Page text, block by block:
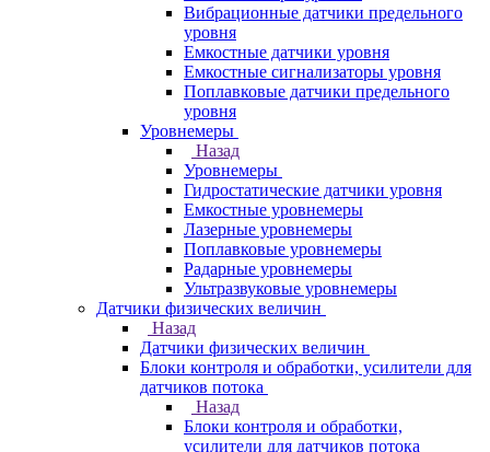
Вибрационные датчики предельного
уровня
Емкостные датчики уровня
Емкостные сигнализаторы уровня
Поплавковые датчики предельного
уровня
Уровнемеры
Назад
Уровнемеры
Гидростатические датчики уровня
Емкостные уровнемеры
Лазерные уровнемеры
Поплавковые уровнемеры
Радарные уровнемеры
Ультразвуковые уровнемеры
Датчики физических величин
Назад
Датчики физических величин
Блоки контроля и обработки, усилители для
датчиков потока
Назад
Блоки контроля и обработки,
усилители для датчиков потока